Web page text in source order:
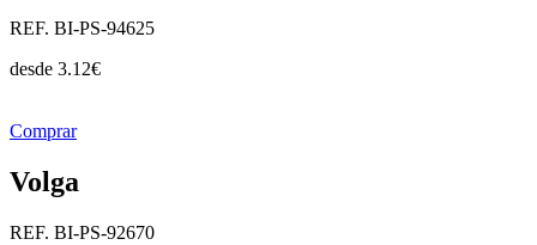
REF. BI-PS-94625
desde 3.12€
Comprar
Volga
REF. BI-PS-92670